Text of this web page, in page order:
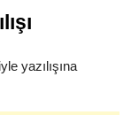
yazılışına